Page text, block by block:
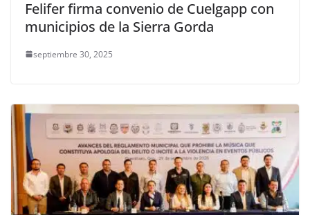
Felifer firma convenio de Cuelgapp con
municipios de la Sierra Gorda
septiembre 30, 2025